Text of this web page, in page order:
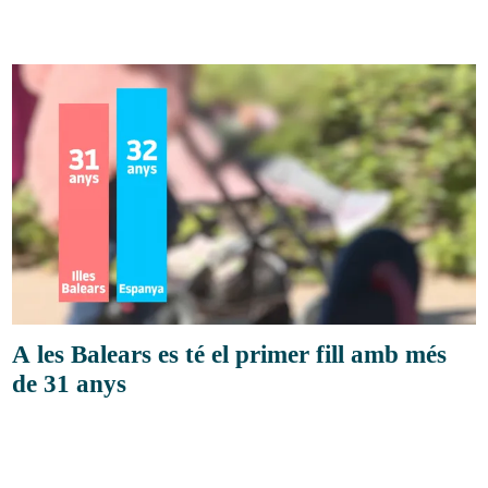
A les Balears es té el primer fill amb més
de 31 anys